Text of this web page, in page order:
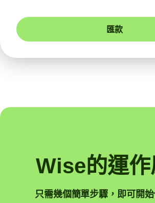
匯款
Wise的運
只需幾個簡單步驟，即可開